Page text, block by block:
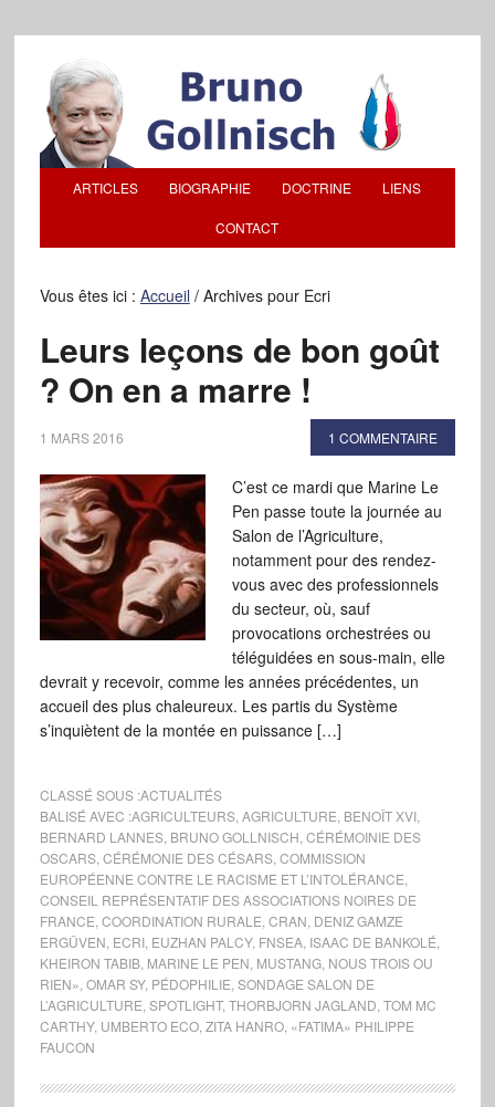
ARTICLES BIOGRAPHIE DOCTRINE LIENS
CONTACT
Vous êtes ici : Accueil /Archives pour Ecri
Leurs leçons de bon goût
? On en a marre !
1 MARS 2016 1 COMMENTAIRE
C’est ce mardi que Marine Le
Pen passe toute la journée au
Salon de l’Agriculture,
notamment pour des rendez-
vous avec des professionnels
du secteur, où, sauf
provocations orchestrées ou
téléguidées en sous-main, elle
devrait y recevoir, comme les années précédentes, un
accueil des plus chaleureux. Les partis du Système
s’inquiètent de la montée en puissance […]
CLASSÉ SOUS :ACTUALITÉS
BALISÉ AVEC :AGRICULTEURS, AGRICULTURE BENOÎT XVI,
BERNARD LANNES, BRUNO GOLLNISCH CÉRÉMOINIE DES
OSCARS, CÉRÉMONIE DES CÉSARS, COMMISSION
EUROPÉENNE CONTRE LE RACISME ET L’INTOLÉRANCE
CONSEIL REPRÉSENTATIF DES ASSOCIATIONS NOIRES DE
FRANCE COORDINATION RURALE CRAN DENIZ GAMZE
ERGÜVEN ECRI, EUZHAN PALCY, FNSEA, ISAAC DE BANKOLÉ
KHEIRON TABIB, MARINE LE PEN MUSTANG, NOUS TROIS OU
RIEN» OMAR SY, PÉDOPHILIE SONDAGE SALON DE
L’AGRICULTURE SPOTLIGHT, THORBJORN JAGLAND TOM MC
CARTHY, UMBERTO ECO, ZITA HANRO, «FATIMA» PHILIPPE
FAUCON